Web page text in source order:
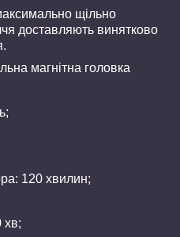
щільно
доставляють винятково
магнітна головка
120 хвилин;
хв;